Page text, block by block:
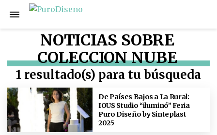
NOTICIAS SOBRE
COLECCION NUBE
1 resultado(s) para tu búsqueda
De Países Bajos a La Rural:
IOUS Studio “iluminó” Feria
Puro Diseño by Sinteplast
2025